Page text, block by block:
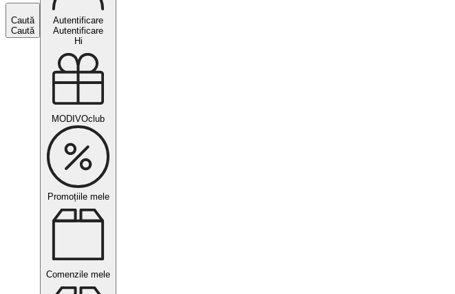
Caută
Caută
Autentificare
Autentificare
Hi
MODIVOclub
Promoțiile mele
Comenzile mele